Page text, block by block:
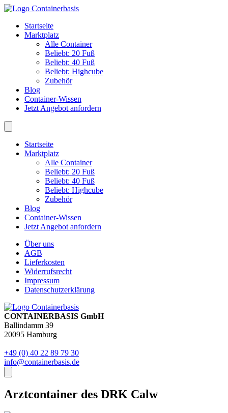
Startseite
Marktplatz
Alle Container
Beliebt: 20 Fuß
Beliebt: 40 Fuß
Beliebt: Highcube
Zubehör
Blog
Container-Wissen
Jetzt Angebot anfordern
Startseite
Marktplatz
Alle Container
Beliebt: 20 Fuß
Beliebt: 40 Fuß
Beliebt: Highcube
Zubehör
Blog
Container-Wissen
Jetzt Angebot anfordern
Über uns
AGB
Lieferkosten
Widerrufsrecht
Impressum
Datenschutzerklärung
CONTAINERBASIS GmbH
Ballindamm 39
20095 Hamburg
+49 (0) 40 22 89 79 30
info@containerbasis.de
Arztcontainer des DRK Calw